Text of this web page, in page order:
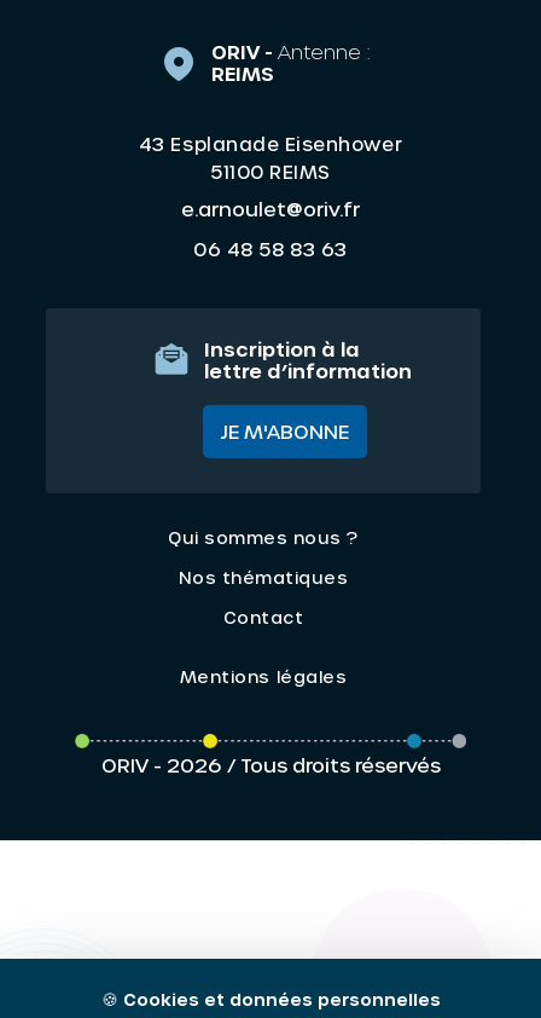
ORIV - Antenne :
REIMS
43 Esplanade Eisenhower
51100 REIMS
e.arnoulet@oriv.fr
06 48 58 83 63
Inscription à la
lettre d’information
JE M'ABONNE
Qui sommes nous ?
Nos thématiques
Contact
Mentions légales
ORIV - 2026 / Tous droits réservés
🍪 Cookies et données personnelles